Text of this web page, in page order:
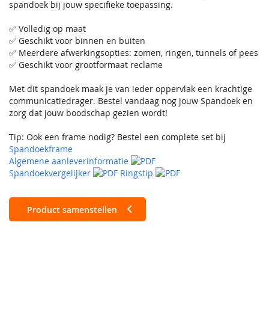
spandoek bij jouw specifieke toepassing.
✅ Volledig op maat
✅ Geschikt voor binnen en buiten
✅ Meerdere afwerkingsopties: zomen, ringen, tunnels of pees
✅ Geschikt voor grootformaat reclame
Met dit spandoek maak je van ieder oppervlak een krachtige
communicatiedrager. Bestel vandaag nog jouw Spandoek en
zorg dat jouw boodschap gezien wordt!
Tip: Ook een frame nodig? Bestel een complete set bij
Spandoekframe
Algemene aanleverinformatie
Spandoekvergelijker
Ringstip
Product samenstellen